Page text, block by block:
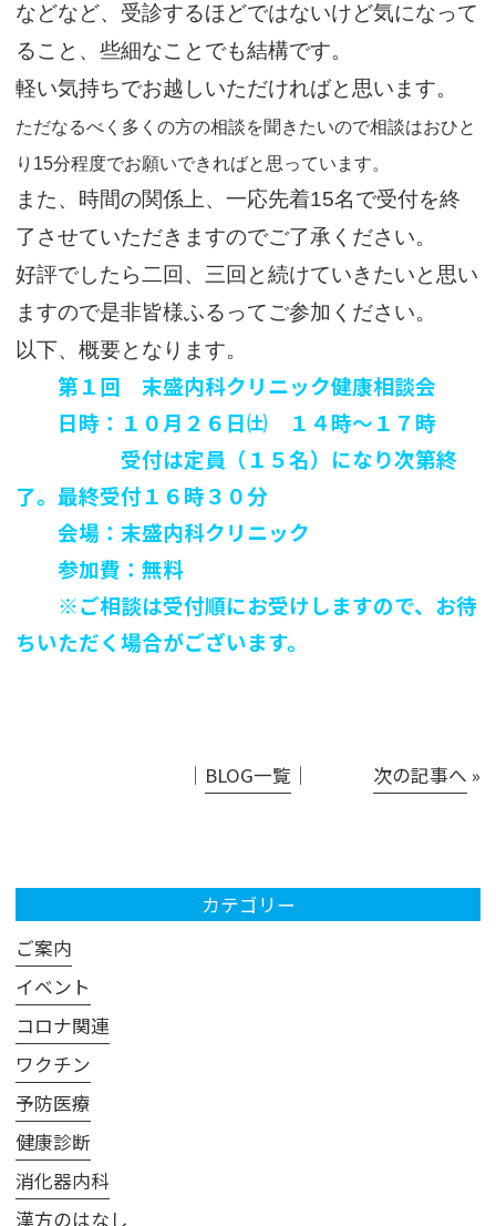
などなど、受診するほどではないけど気になって
ること、些細なことでも結構です。
軽い気持ちでお越しいただければと思います。
ただなるべく多くの方の相談を聞きたいので相談はおひと
り15分程度でお願いできればと思っています。
また、時間の関係上、一応先着15名で受付を終
了させていただきますのでご了承ください。
好評でしたら二回、三回と続けていきたいと思い
ますので是非皆様ふるってご参加ください。
以下、概要となります。
第１回 末盛内科クリニック健康相談会
日時：１０月２６日㈯ １４時～１７時
受付は定員（１５名）になり次第終
了。最終受付１６時３０分
会場：末盛内科クリニック
参加費：無料
※ご相談は受付順にお受けしますので、お待
ちいただく場合がございます。
│ BLOG一覧 │ 次の記事へ »
カテゴリー
ご案内
イベント
コロナ関連
ワクチン
予防医療
健康診断
消化器内科
漢方のはなし